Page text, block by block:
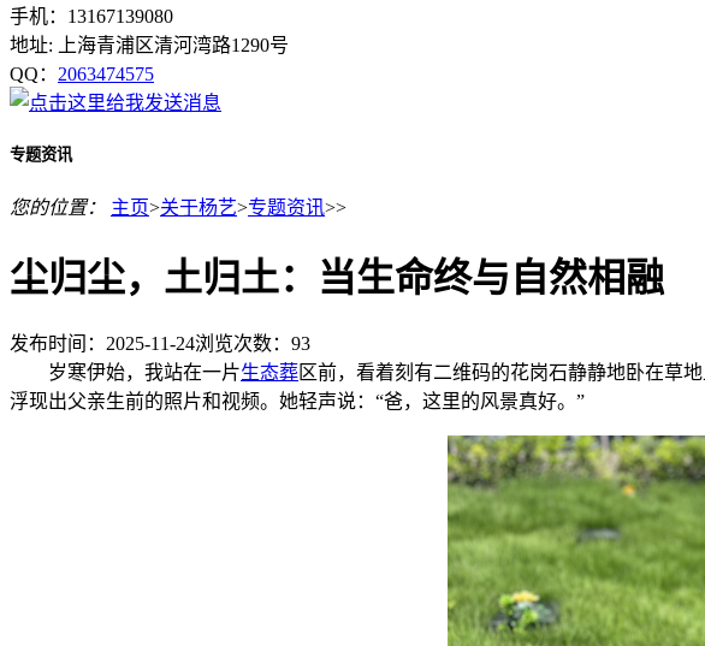
手机：13167139080
地址: 上海青浦区清河湾路1290号
QQ： 2063474575
专题资讯
您的位置： 主页>关于杨艺>专题资讯>>
尘归尘，土归土：当生命终与自然相融
发布时间：2025-11-24浏览次数： 93
岁寒伊始，我站在一片生态葬区前，看着刻有二维码的花岗石静静地卧在草
浮现出父亲生前的照片和视频。她轻声说：“爸，这里的风景真好。”